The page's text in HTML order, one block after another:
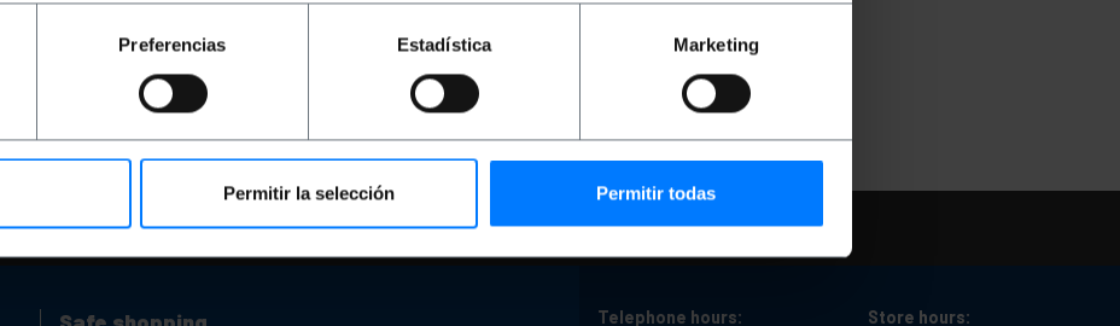
Preferencias Estadística Marketing
Permitir la selección Permitir todas
Need any help?Please, check our FAQ and help pages
Telephone hours: Store hours: